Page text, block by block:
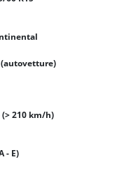
(autovetture)
(> 210 km/h)
- E)